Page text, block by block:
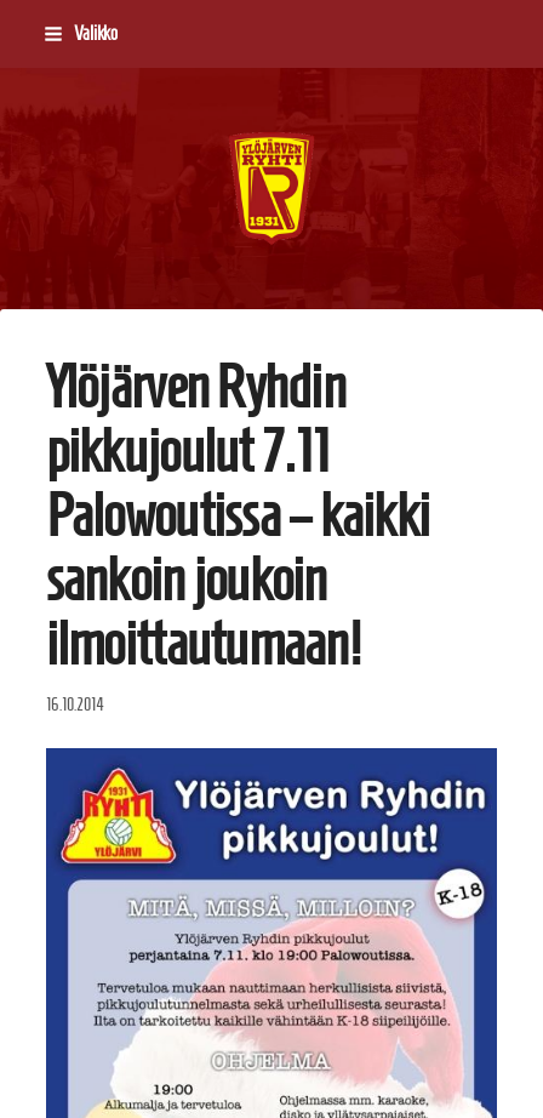
Valikko
Ylöjärven Ryhti
Ylöjärven Ryhdin
pikkujoulut 7.11
Palowoutissa – kaikki
sankoin joukoin
ilmoittautumaan!
16.10.2014